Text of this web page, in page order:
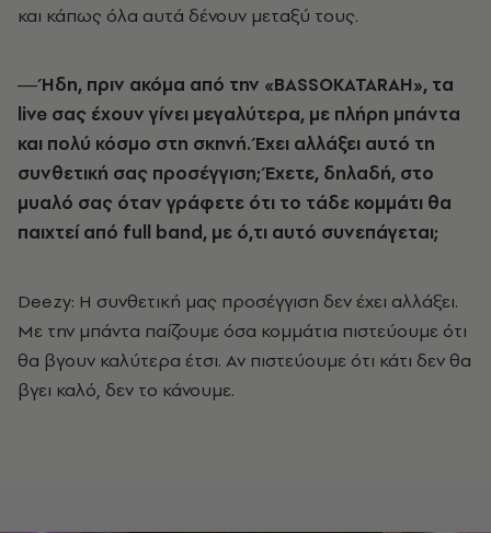
και κάπως όλα αυτά δένουν μεταξύ τους.
― Ήδη, πριν ακόμα από την «BASSOKATARAH», τα
live σας έχουν γίνει μεγαλύτερα, με πλήρη μπάντα
και πολύ κόσμο στη σκηνή. Έχει αλλάξει αυτό τη
συνθετική σας προσέγγιση; Έχετε, δηλαδή, στο
μυαλό σας όταν γράφετε ότι το τάδε κομμάτι θα
παιχτεί από full band, με ό,τι αυτό συνεπάγεται;
Deezy: Η συνθετική μας προσέγγιση δεν έχει αλλάξει.
Με την μπάντα παίζουμε όσα κομμάτια πιστεύουμε ότι
θα βγουν καλύτερα έτσι. Αν πιστεύουμε ότι κάτι δεν θα
βγει καλό, δεν το κάνουμε.